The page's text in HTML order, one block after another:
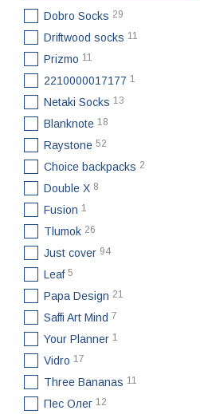
Dobro Socks 29
Driftwood socks 11
Prizmo 11
2210000017177 1
Netaki Socks 13
Blanknote 18
Raystone 52
Choice backpacks 2
Double X 8
Fusion 1
Tlumok 26
Just cover 94
Leaf 5
Papa Design 21
Saffi Art Mind 7
Your Planner 1
Vidro 17
Three Bananas 11
Пес Олег 12